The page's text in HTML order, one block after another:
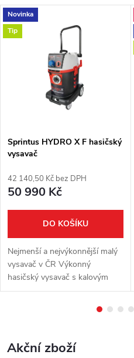
n
á
Novinka
Tip
Sprintus HYDRO X F hasičský
vysavač
42 140,50 Kč bez DPH
50 990 Kč
DO KOŠÍKU
Nejmenší a nejvýkonnější malý
vysavač v ČR Výkonný
hasičský vysavač s kalovým
čerpadlem 19 000l/h,velkým
Akční zboží